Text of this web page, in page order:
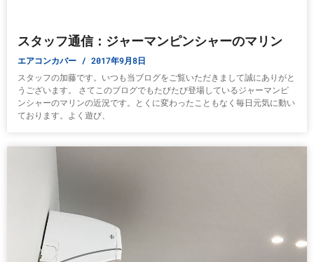
スタッフ通信：ジャーマンピンシャーのマリン
エアコンカバー 2017年9月8日
スタッフの加藤です。いつも当ブログをご覧いただきまして誠にありがと
うございます。 さてこのブログでもたびたび登場しているジャーマンピ
ンシャーのマリンの近況です。とくに変わったこともなく毎日元気に動い
ております。よく遊び、